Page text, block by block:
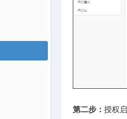
第二步： 授权